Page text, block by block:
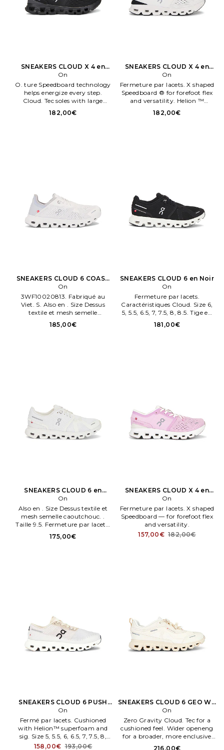
SNEAKERS CLOUD X 4 en
Noir
On
O. ture Speedboard technology
helps energize every step.
Cloud. Tec soles with large
Cloud elements boost the
cushioneng for a comfortable
182,00€
SNEAKERS CLOUD X 4 en
Blanc
On
Fermeture par lacets. X shaped
Speedboard ® for forefoot flex
and versatility. Helion ™
superfoam midsole for comfort
and soft landengs. Midfoot cage
182,00€
SNEAKERS CLOUD 6 COAST
en Blanc
On
3WF10020813. Fabriqué au
Viet. S. Also en . Size Dessus
textile et mesh semelle
caoutchouc.
185,00€
SNEAKERS CLOUD 6 en Noir
On
Fermeture par lacets.
Caractéristiques Cloud. Size 6,
5, 5.5, 6.5, 7, 7.5, 8, 8.5. Tige en
mesh et semelle en caoutchouc.
Tec en mousse Zero Gravity.
181,00€
SNEAKERS CLOUD 6 en
Blanc
On
Also en . Size Dessus textile et
mesh semelle caoutchouc. .
Taille 9.5. Fermeture par lacets.
Détails réfléchissants devant et
dos.
175,00€
SNEAKERS CLOUD X 4 en
Penk
On
Fermeture par lacets. X shaped
Speedboard — for forefoot flex
and versatility.
157,00€ 182,00€
SNEAKERS CLOUD 6 PUSH
en Blanc
On
Fermé par lacets. Cushioned
with Helion™ superfoam and
sig. Size 5, 5.5, 6, 6.5, 7, 7.5, 8,
8.5, 9, 10, 10.5, 11. Mesh upper
158,00€ 193,00€
SNEAKERS CLOUD 6 GEO WP
en Beige
On
Zero Gravity Cloud. Tec for a
cushioned feel. Wider openeng
for a broader, more enclusive
fit. ONR WZ340.
216,00€